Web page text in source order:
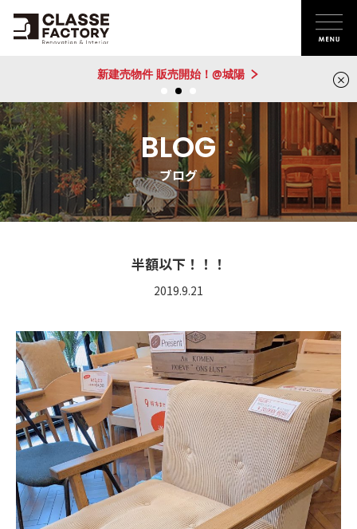
新建売物件 販売開始！@城陽
BLOG
ブログ
半額以下！！！
2019.9.21